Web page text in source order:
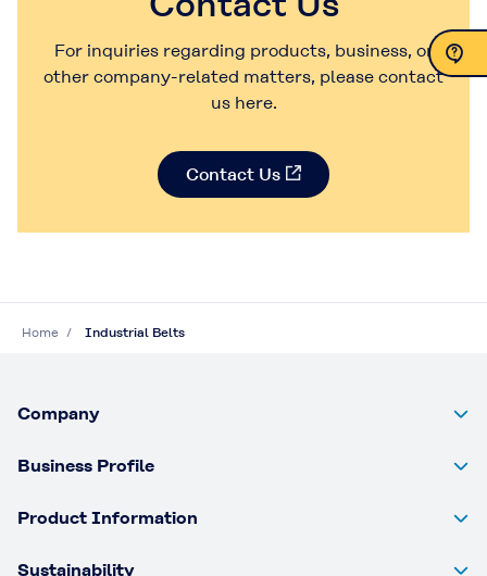
For inquiries regarding products, business, or
other company-related matters, please contact
us here.
Contact Us
Contact Us
Home Industrial Belts
Company
Business Profile
Product Information
Sustainability